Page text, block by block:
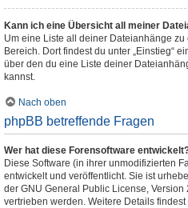
Kann ich eine Übersicht all meiner
Um eine Liste all deiner Dateianhänge
Bereich. Dort findest du unter „Einstieg“
über den du eine Liste deiner
kannst.
Nach oben
phpBB betreffende Fragen
Wer hat diese Forensoftware
Diese Software (in ihrer unmodifizierten
entwickelt und veröffentlicht. Sie ist
der GNU General Public License,
vertrieben werden. Weitere Details findest